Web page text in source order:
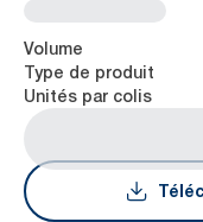
Volume
Type de produit
Unités par colis